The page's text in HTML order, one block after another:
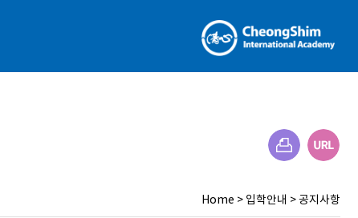
Home > 입학안내 >공지사항